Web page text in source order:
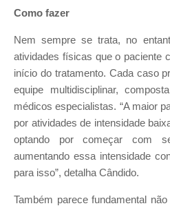
Como fazer
Nem sempre se trata, no
atividades físicas que o paciente
início do tratamento. Cada caso
equipe multidisciplinar,
médicos especialistas. “A maior
por atividades de intensidade
optando por começar com
aumentando essa intensidade
para isso”, detalha Cândido.
Também parece fundamental